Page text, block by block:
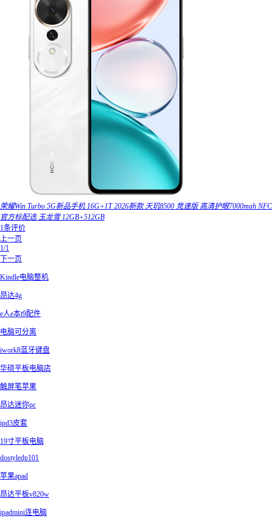
荣耀Win Turbo 5G新品手机 16G+1T 2026新款 天玑8500 竞速版 高清护眼7000mah NFC
官方标配选 玉龙雪 12GB+512GB
1条评价
上一页
1/1
下一页
Kindle电脑整机
昂达4g
e人e本t9配件
电脑可分离
iwork8蓝牙键盘
华硕平板电脑店
触屏笔苹果
昂达迷你pc
ipd3皮套
19寸平板电脑
dostyledp101
苹果apad
昂达平板v820w
ipadmini连电脑